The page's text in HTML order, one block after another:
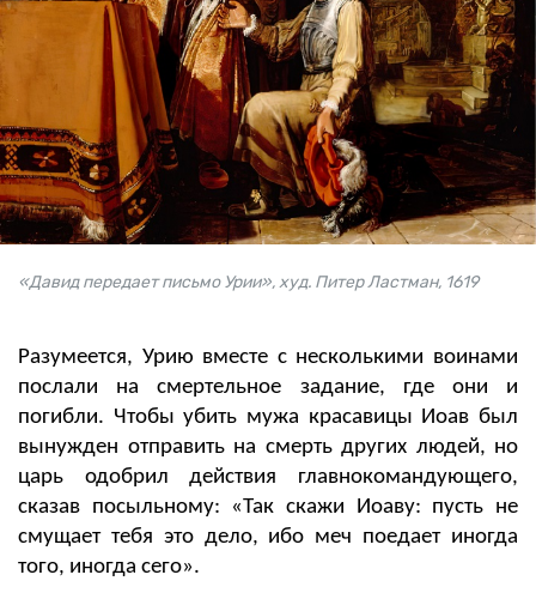
«Давид передает письмо Урии», худ. Питер Ластман, 1619
Разумеется, Урию вместе с несколькими воинами
послали на смертельное задание, где они и
погибли. Чтобы убить мужа красавицы Иоав был
вынужден отправить на смерть других людей, но
царь одобрил действия главнокомандующего,
сказав посыльному: «Так скажи Иоаву: пусть не
смущает тебя это дело, ибо меч поедает иногда
того, иногда сего».